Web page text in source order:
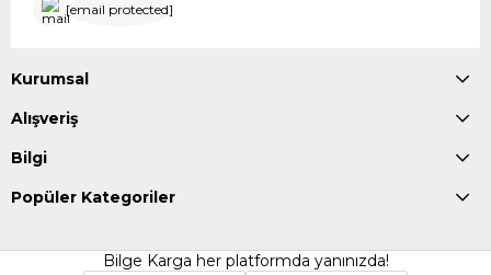
[email protected]
Kurumsal
Alışveriş
Bilgi
Popüler Kategoriler
Bilge Karga her platformda yanınızda!